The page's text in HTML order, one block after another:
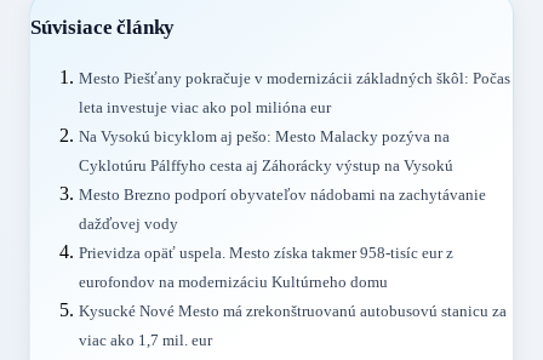
Súvisiace články
Mesto Piešťany pokračuje v modernizácii základných škôl: Počas
leta investuje viac ako pol milióna eur
Na Vysokú bicyklom aj pešo: Mesto Malacky pozýva na
Cyklotúru Pálffyho cesta aj Záhorácky výstup na Vysokú
Mesto Brezno podporí obyvateľov nádobami na zachytávanie
dažďovej vody
Prievidza opäť uspela. Mesto získa takmer 958-tisíc eur z
eurofondov na modernizáciu Kultúrneho domu
Kysucké Nové Mesto má zrekonštruovanú autobusovú stanicu za
viac ako 1,7 mil. eur